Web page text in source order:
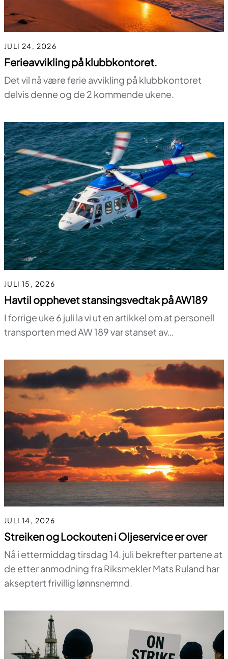
JULI 24, 2026
Ferieavvikling på klubbkontoret.
Det vil nå være ferie avvikling på klubbkontoret
delvis denne og de 2 kommende ukene.
JULI 15, 2026
Havtil opphevet stansingsvedtak på AW189
I forrige uke 6 juli la vi ut en artikkel om at personell
transporten med AW 189 var stanset av…
JULI 14, 2026
Streiken og Lockouten i Oljeservice er over
Nå i ettermiddag tirsdag 14. juli bekrefter partene at
de etter anmodning fra Riksmekler Mats Ruland har
akseptert frivillig lønnsnemnd.